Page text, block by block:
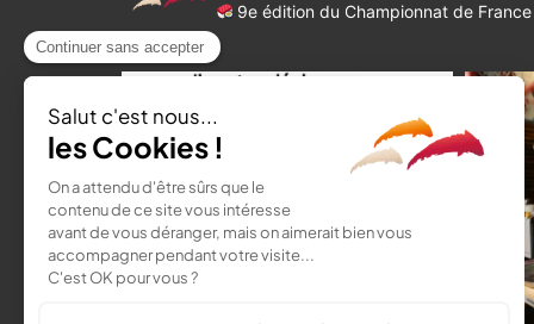
9e édition du Championnat de